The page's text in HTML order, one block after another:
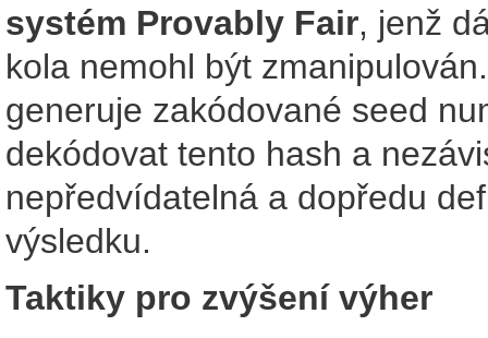
systém Provably Fair, jenž
kola nemohl být
generuje zakódované seed
dekódovat tento hash a
nepředvídatelná a dopředu
výsledku.
Taktiky pro zvýšení výher